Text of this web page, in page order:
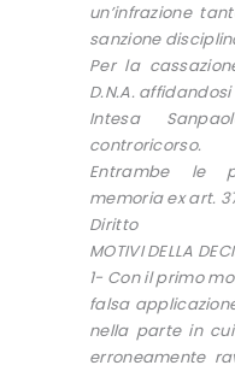
un’infrazione
sanzione
Per la
D.N.A.
Intesa
controricorso.
Entrambe le
memoria ex art.
Diritto
MOTIVI DELLA
1- Con il primo
falsa
nella parte in
erroneamente